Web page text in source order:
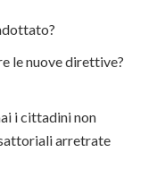
le nuove direttive?
i cittadini non
arretrate